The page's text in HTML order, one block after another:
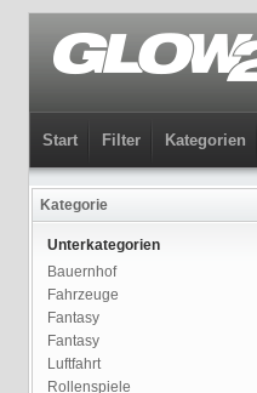
Start Filter Kategorien
Kategorie
Unterkategorien
Bauernhof
Fahrzeuge
Fantasy
Fantasy
Luftfahrt
Rollenspiele